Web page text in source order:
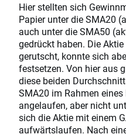
Hier stellten sich
Papier unter die SMA20
auch unter die SMA50
gedrückt haben. Die
gerutscht, konnte sich
festsetzen. Von hier aus
diese beiden
SMA20 im Rahmen
angelaufen, aber nicht
sich die Aktie mit einem
aufwärtslaufen. Nach